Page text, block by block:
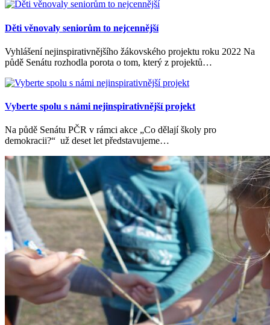
Děti věnovaly seniorům to nejcennější
Vyhlášení nejinspirativnějšího žákovského projektu roku 2022 Na
půdě Senátu rozhodla porota o tom, který z projektů…
Vyberte spolu s námi nejinspirativnější projekt
Na půdě Senátu PČR v rámci akce „Co dělají školy pro
demokracii?“ už deset let představujeme…